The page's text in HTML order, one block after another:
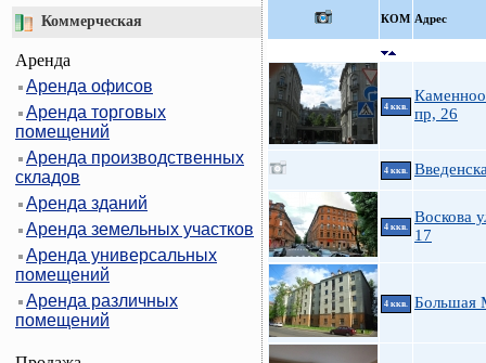
Коммерческая
Аренда
Аренда офисов
Аренда торговых
помещений
Аренда производственных
складов
Аренда зданий
Аренда земельных участков
Аренда универсальных
помещений
Аренда различных
помещений
КOМ Адрес
4 ккв.
пр, 26
4 ккв.
4 ккв.
Воскова
17
4 ккв. Большая